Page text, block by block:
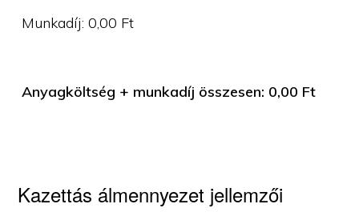
Munkadíj:0,00 Ft
Anyagköltség + munkadíj összesen: 0,00 Ft
Kazettás álmennyezet jellemzői